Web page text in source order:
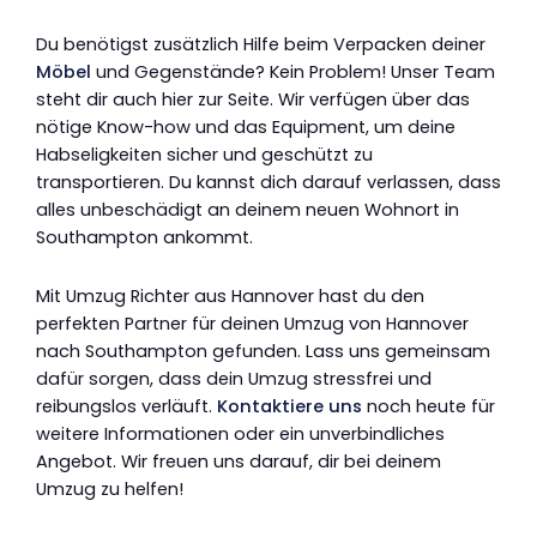
Du benötigst zusätzlich Hilfe beim Verpacken deiner
Möbel und Gegenstände? Kein Problem! Unser Team
steht dir auch hier zur Seite. Wir verfügen über das
nötige Know-how und das Equipment, um deine
Habseligkeiten sicher und geschützt zu
transportieren. Du kannst dich darauf verlassen, dass
alles unbeschädigt an deinem neuen Wohnort in
Southampton ankommt.
Mit Umzug Richter aus Hannover hast du den
perfekten Partner für deinen Umzug von Hannover
nach Southampton gefunden. Lass uns gemeinsam
dafür sorgen, dass dein Umzug stressfrei und
reibungslos verläuft. Kontaktiere uns noch heute für
weitere Informationen oder ein unverbindliches
Angebot. Wir freuen uns darauf, dir bei deinem
Umzug zu helfen!